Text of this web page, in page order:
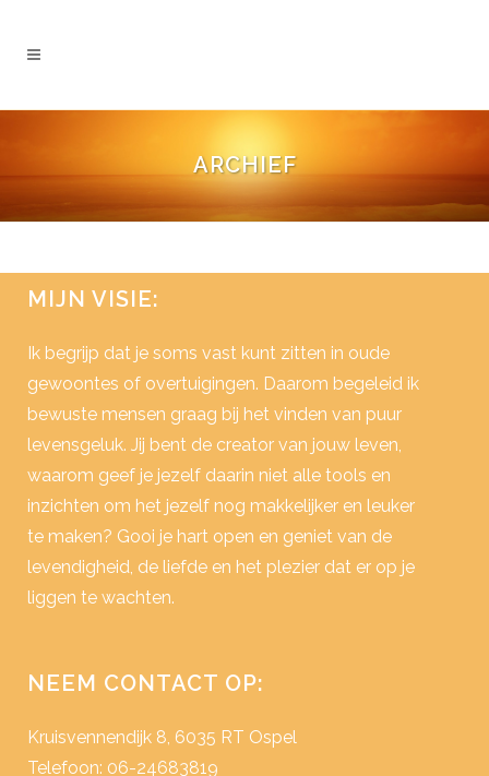
ARCHIEF
MIJN VISIE:
Ik begrijp dat je soms vast kunt zitten in oude
gewoontes of overtuigingen. Daarom begeleid ik
bewuste mensen graag bij het vinden van puur
levensgeluk. Jij bent de creator van jouw leven,
waarom geef je jezelf daarin niet alle tools en
inzichten om het jezelf nog makkelijker en leuker
te maken? Gooi je hart open en geniet van de
levendigheid, de liefde en het plezier dat er op je
liggen te wachten.
NEEM CONTACT OP:
Kruisvennendijk 8, 6035 RT Ospel
Telefoon: 06-24683819